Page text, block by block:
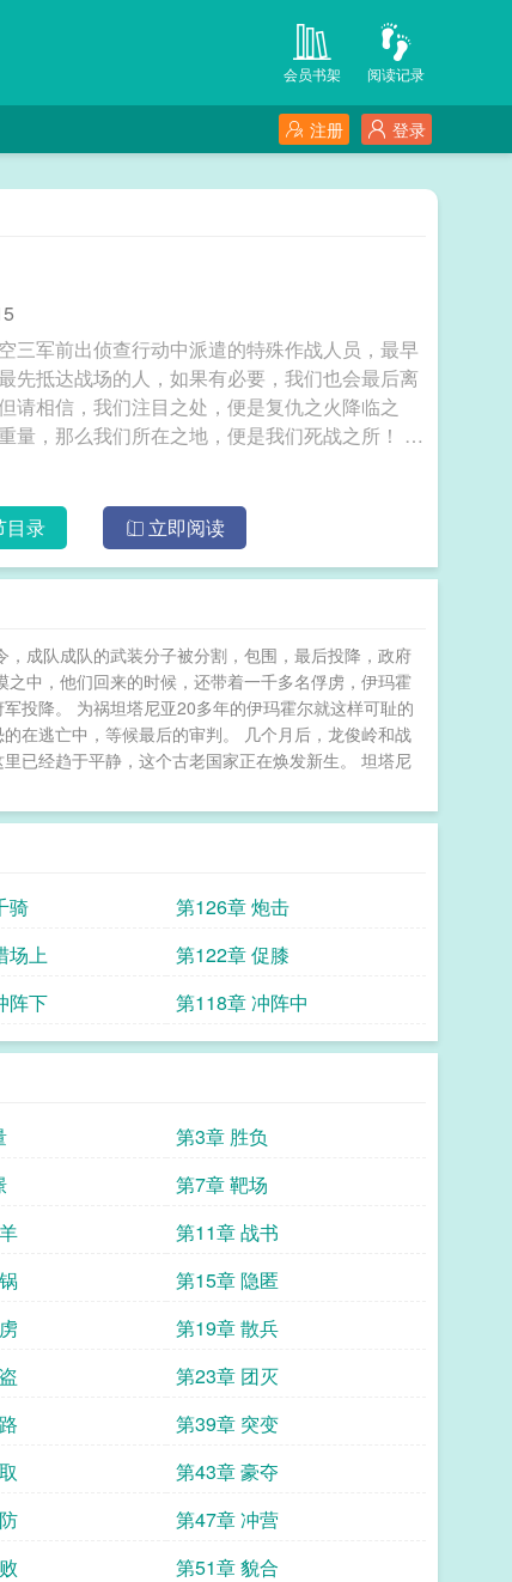
阅读记录
会员书架
登录
注册
三军前出侦查行动中派遣的特殊作战人员，最早
先抵达战场的人，如果有必要，我们也会最后离
请相信，我们注目之处，便是复仇之火降临之
，那么我们所在之地，便是我们死战之所！ 军
目录 立即阅读
成队成队的武装分子被分割，包围，最后投降，政府
中，他们回来的时候，还带着一千多名俘虏，伊玛霍
投降。 为祸坦塔尼亚20多年的伊玛霍尔就这样可耻的
在逃亡中，等候最后的审判。 几个月后，龙俊岭和战
已经趋于平静，这个古老国家正在焕发新生。 坦塔尼
骑
第126章 炮击
场上
第122章 促膝
阵下 第118章 冲阵中
第3章 胜负
第7章 靶场
第11章 战书
第15章 隐匿
第19章 散兵
第23章 团灭
第39章 突变
第43章 豪夺
第47章 冲营
第51章 貌合